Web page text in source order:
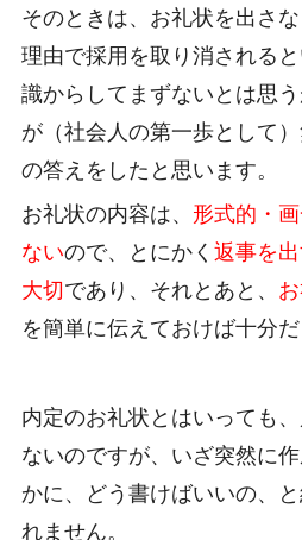
そのときは、お礼状を出さ
理由で採用を取り消される
識からしてまずないとは思
が（社会人の第一歩として
の答えをしたと思います。
お礼状の内容は、 形式的・
ないので、とにかく 返事を
大切であり、それとあと、
を簡単に伝えておけば十分だ
内定のお礼状とはいっても
ないのですが、いざ突然に
かに、どう書けばいいの、
れません。